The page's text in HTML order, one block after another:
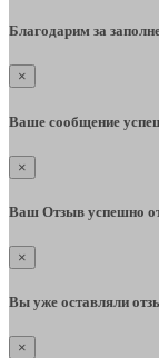
Благодарим за
×
Ваше сообщение
×
Ваш Отзыв успешно
×
Вы уже оставляли
×